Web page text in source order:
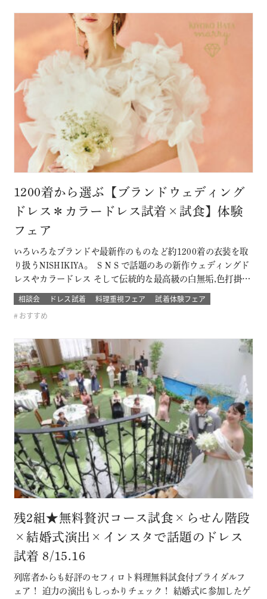
1200着から選ぶ【ブランドウェディング
ドレス＊カラードレス試着×試食】体験
フェア
いろいろなブランドや最新作のものなど約1200着の衣装を取
り扱うNISHIKIYA。 ＳＮＳで話題のあの新作ウェディングド
レスやカラードレス そして伝統的な最高級の白無垢,色打掛,本
振袖からブライズメイドの衣裳まで 衣裳のラインナップは品
質や数どちらとも県内でもトップレベル プロのドレスコーデ
ィネーターと打ち合わせをして結婚式当日の「運命の一着」
相談会 ドレス試着 料理重視フェア
試着体験フェア
おすすめ
残2組★無料贅沢コース試食×らせん階段
×結婚式演出×インスタで話題のドレス
試着 8/15.16
列席者からも好評のセフィロト料理無料試食付ブライダルフ
ェア！ 迫力の演出もしっかりチェック！ 結婚式に参加したゲ